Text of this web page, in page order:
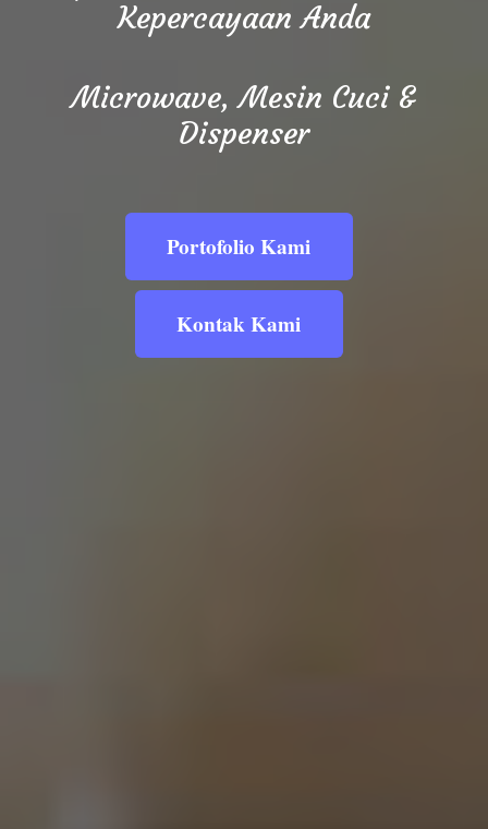
Kepercayaan Anda
Microwave, Mesin Cuci &
Dispenser
Portofolio Kami
Kontak Kami